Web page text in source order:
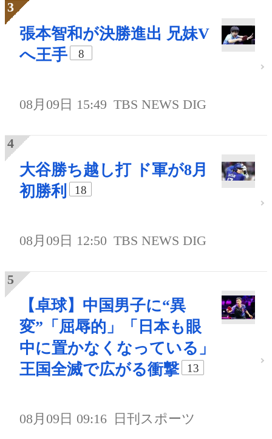
張本智和が決勝進出 兄妹V
へ王手
8
08月09日 15:49 TBS NEWS DIG
大谷勝ち越し打 ド軍が8月
初勝利
18
08月09日 12:50 TBS NEWS DIG
【卓球】中国男子に“異
変”「屈辱的」「日本も眼
中に置かなくなっている」
王国全滅で広がる衝撃
13
08月09日 09:16 日刊スポーツ